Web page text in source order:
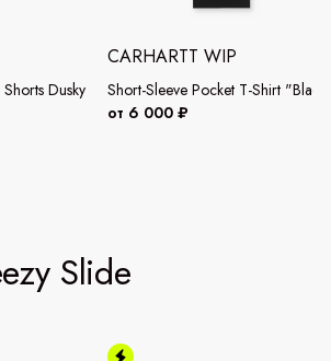
Dusky
CARHARTT WIP
Short-Sleeve Pocket T-Shirt
от 6 000 ₽
Slide